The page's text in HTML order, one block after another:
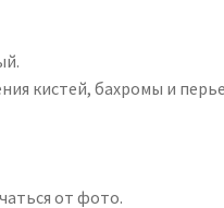
кистей, бахромы и
от фото.